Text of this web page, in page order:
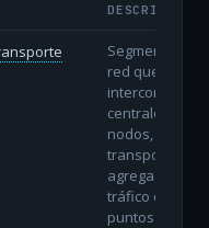
DESCRIPCIÓN
Segmento de
red que
interconecta
centrales y
nodos,
transportando
agregados de
tráfico entre
puntos.